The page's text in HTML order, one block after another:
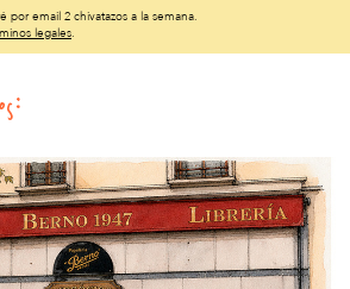
por email 2 chivatazos a la semana.
legales.